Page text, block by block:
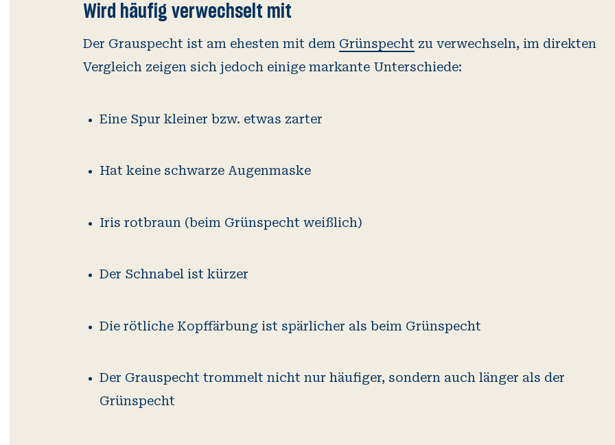
Wird häufig verwechselt mit
Der Grauspecht ist am ehesten mit dem Grünspecht zu verwechseln, im direkten
Vergleich zeigen sich jedoch einige markante Unterschiede:
Eine Spur kleiner bzw. etwas zarter
Hat keine schwarze Augenmaske
Iris rotbraun (beim Grünspecht weißlich)
Der Schnabel ist kürzer
Die rötliche Kopffärbung ist spärlicher als beim Grünspecht
Der Grauspecht trommelt nicht nur häufiger, sondern auch länger als der
Grünspecht